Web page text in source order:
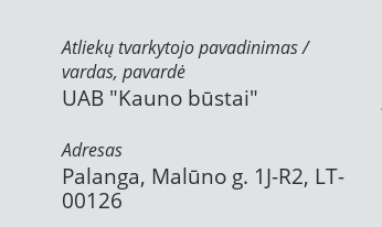
Atliekų tvarkytojo pavadinimas /
vardas, pavardė
UAB "Kauno būstai"
Adresas
Palanga, Malūno g. 1J-R2, LT-
00126